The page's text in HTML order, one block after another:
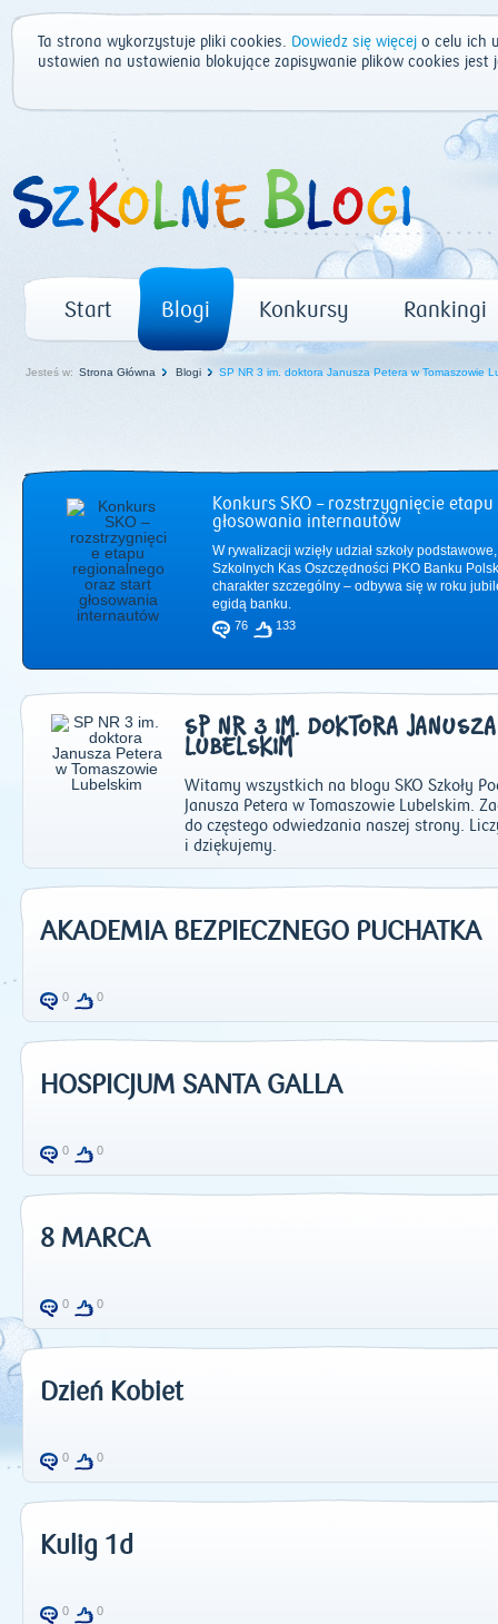
Ta strona wykorzystuje pliki cookies. Dowiedz się więcej o celu ich
ustawień na ustawienia blokujące zapisywanie plików cookies
Start Blogi Konkursy Rankingi
Jesteś w: Strona Główna Blogi SP NR 3 im. doktora Janusza Petera w Tomaszowie
Konkurs SKO – rozstrzygnięcie
głosowania internautów
W rywalizacji wzięły udział szkoły
Szkolnych Kas Oszczędności PKO Banku
charakter szczególny – odbywa się w roku
egidą banku.
76 133
SP NR 3 IM. DOKTORA
LUBELSKIM
Witamy wszystkich na blogu SKO Szkoły
Janusza Petera w Tomaszowie Lubelskim.
do częstego odwiedzania naszej strony.
i dziękujemy.
AKADEMIA BEZPIECZNEGO PUCHATKA
0 0
HOSPICJUM SANTA GALLA
0 0
8 MARCA
0 0
Dzień Kobiet
0 0
Kulig 1d
0 0
2011| 2012|